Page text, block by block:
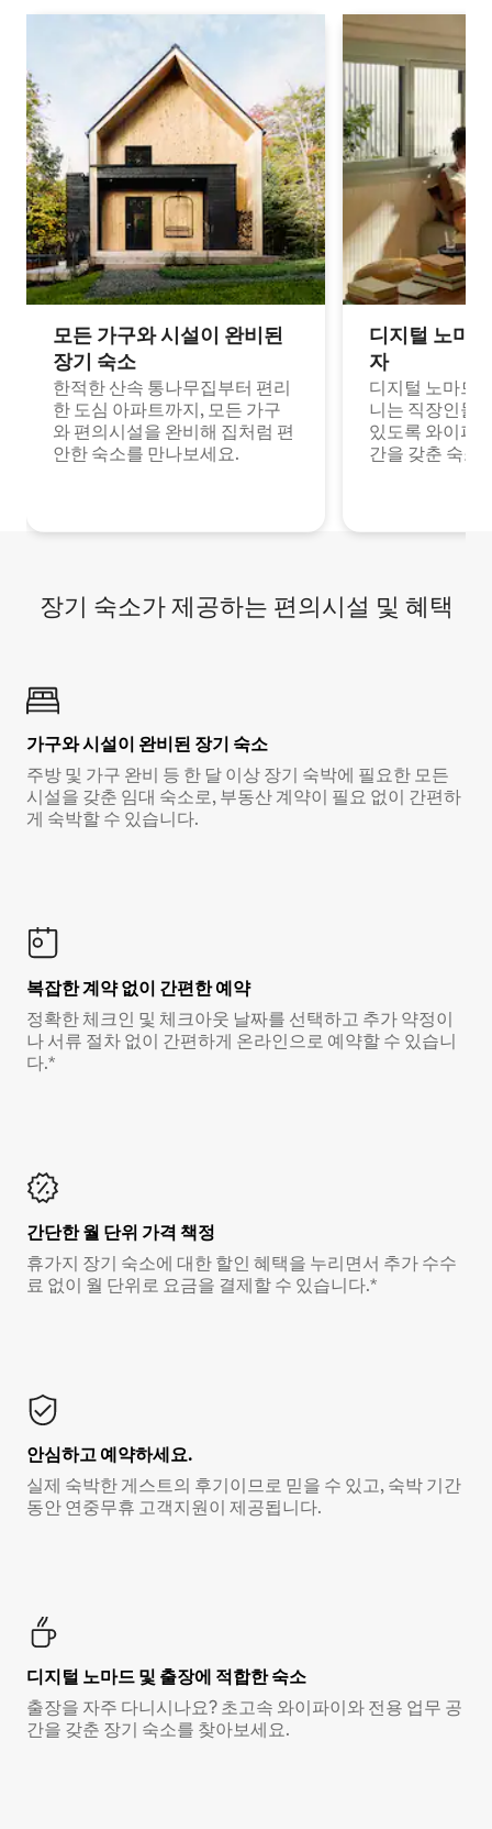
모든 가구와 시설이 완비된
장기 숙소
한적한 산속 통나무집부터 편리
한 도심 아파트까지, 모든 가구
와 편의시설을 완비해 집처럼 편
안한 숙소를 만나보세요.
디지털 노마
자
디지털 노마드
니는 직장인들
있도록 와이파
간을 갖춘 숙소
장기 숙소가 제공하는 편의시설 및 혜택
가구와 시설이 완비된 장기 숙소
주방 및 가구 완비 등 한 달 이상 장기 숙박에 필요한 모든
시설을 갖춘 임대 숙소로, 부동산 계약이 필요 없이 간편하
게 숙박할 수 있습니다.
복잡한 계약 없이 간편한 예약
정확한 체크인 및 체크아웃 날짜를 선택하고 추가 약정이
나 서류 절차 없이 간편하게 온라인으로 예약할 수 있습니
다.*
간단한 월 단위 가격 책정
휴가지 장기 숙소에 대한 할인 혜택을 누리면서 추가 수수
료 없이 월 단위로 요금을 결제할 수 있습니다.*
안심하고 예약하세요.
실제 숙박한 게스트의 후기이므로 믿을 수 있고, 숙박 기간
동안 연중무휴 고객지원이 제공됩니다.
디지털 노마드 및 출장에 적합한 숙소
출장을 자주 다니시나요? 초고속 와이파이와 전용 업무 공
간을 갖춘 장기 숙소를 찾아보세요.